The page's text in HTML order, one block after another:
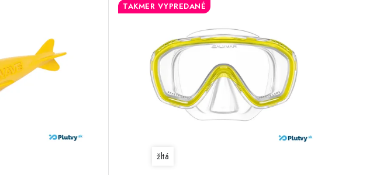
TAKMER VYPREDANÉ
žltá